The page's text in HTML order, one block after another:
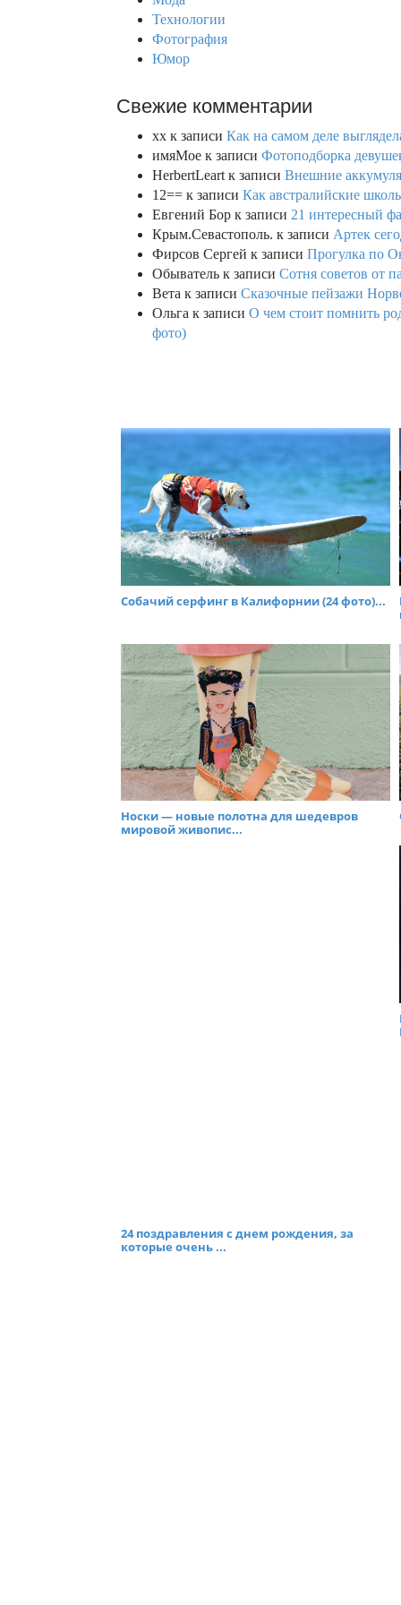
Технологии
Фотография
Юмор
Свежие комментарии
xx к записи Как на самом деле
имяМое к записи Фотоподборка
HerbertLeart к записи Внешние
12== к записи Как австралийские
Евгений Бор к записи 21 интересный
Крым.Севастополь. к записи Артек
Фирсов Сергей к записи Прогулка по
Обыватель к записи Сотня советов от
Вета к записи Сказочные пейзажи
Ольга к записи О чем стоит помнить
фото)
Собачий серфинг в Калифорнии (24 фото)...
Носки — новые полотна для шедевров
мировой живопис...
24 поздравления с днем рождения, за
которые очень ...